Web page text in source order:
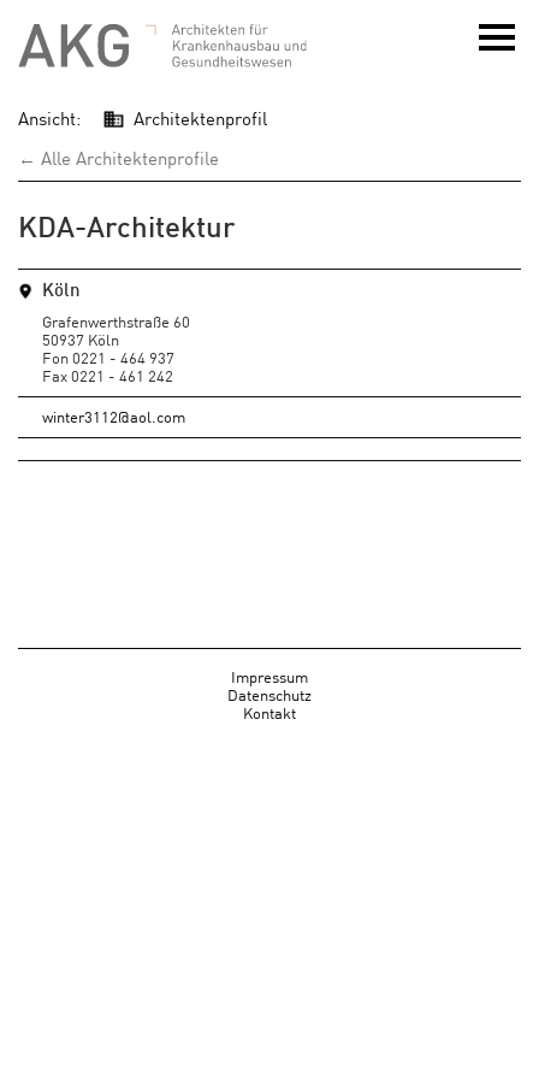
Ansicht:
Architektenprofil
← Alle Architektenprofile
KDA-Architektur
Köln
Grafenwerthstraße 60
50937 Köln
Fon 0221 - 464 937
Fax 0221 - 461 242
winter3112@aol.com
Impressum
Datenschutz
Kontakt